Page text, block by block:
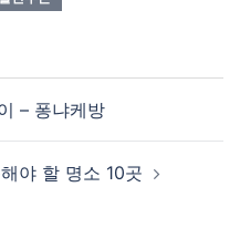
– 퐁냐케방
야 할 명소 10곳